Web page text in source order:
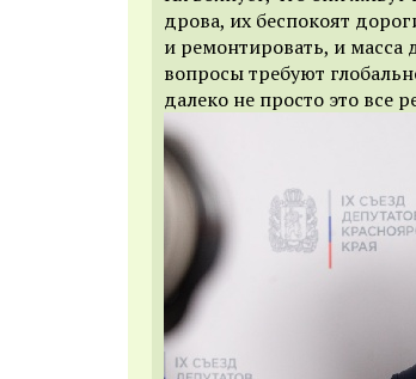
дрова, их беспокоят
и ремонтировать, и масса
вопросы требуют
далеко не просто это все